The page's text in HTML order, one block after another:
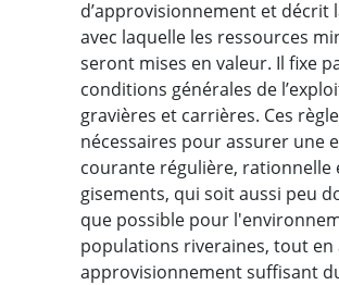
d’approvisionnement et décrit
avec laquelle les ressources
seront mises en valeur. Il fixe
conditions générales de
gravières et carrières. Ces
nécessaires pour assurer une
courante régulière, rationnelle
gisements, qui soit aussi peu
que possible pour
populations riveraines, tout en
approvisionnement suffisant